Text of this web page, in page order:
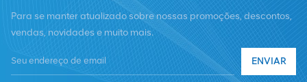
Para se manter atualizado sobre nossas promoções, descontos,
vendas, novidades e muito mais.
ENVIAR